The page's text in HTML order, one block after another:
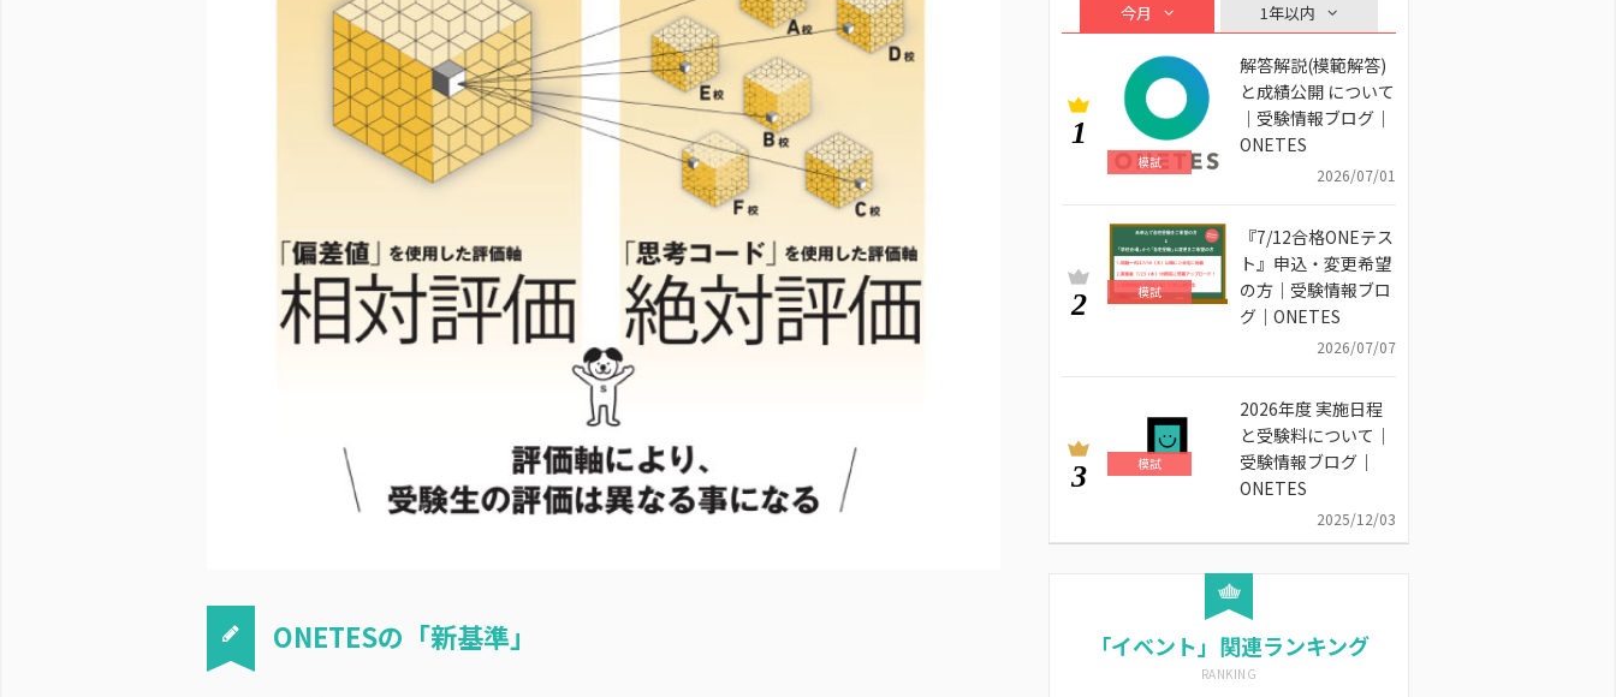
ONETESの「新基準」
今月 1年以内
1
模試
解答解説(模範解答)
と成績公開 について
｜受験情報ブログ｜
ONETES
2026/07/01
2 模試
『7/12合格ONEテス
ト』申込・変更希望
の方｜受験情報ブロ
グ｜ONETES
2026/07/07
3 模試
2026年度 実施日程
と受験料について｜
受験情報ブログ｜
ONETES
2025/12/03
「イベント」関連ランキング